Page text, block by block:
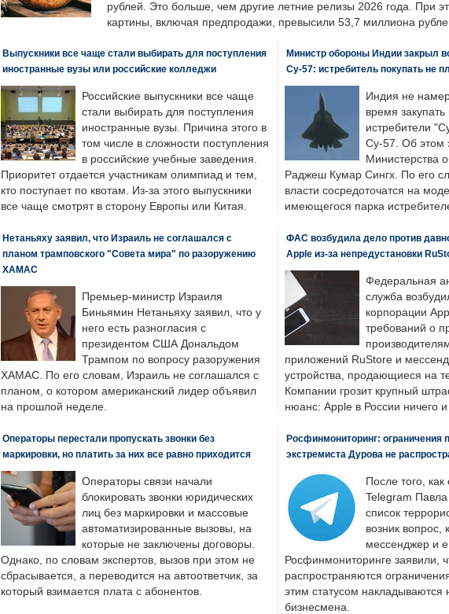
рублей. Это больше, чем другие летние релизы 2026 года. При
картины, включая предпродажи, превысили 53,7 миллиона
Выпускники все чаще стали выбирать для поступления
иностранные вузы или российские колледжи
Российские выпускники все чаще
стали выбирать для поступления
иностранные вузы. Причина этого в
том числе в сложности поступления
в российские учебные заведения.
Приоритет отдается участникам олимпиад и тем,
кто поступает по квотам. Из-за этого выпускники
все чаще смотрят в сторону Европы или Китая.
Министр обороны Индии закрыл
Су-57: истребитель покупать не
Индия не
время
истребители
Су-57. Об этом
Министерства
Раджеш Кумар Сингх. По его
власти сосредоточатся на
имеющегося парка
Нетаньяху заявил, что Израиль не соглашался с
планом трамповского "Совета мира" по разоружению
ХАМАС
Премьер-министр Израиля
Биньямин Нетаньяху заявил, что у
него есть разногласия с
президентом США Дональдом
Трампом по вопросу разоружения
ХАМАС. По его словам, Израиль не соглашался с
планом, о котором американский лидер объявил
на прошлой неделе.
ФАС возбудила дело против
Apple из-за непредустановки
Федеральная
служба
корпорации
требований о
приложений RuStore и
устройства, продающиеся на
Компании грозит крупный
нюанс: Apple в России ничего
Операторы перестали пропускать звонки без
маркировки, но платить за них все равно приходится
Операторы связи начали
блокировать звонки юридических
лиц без маркировки и массовые
автоматизированные вызовы, на
которые не заключены договоры.
Однако, по словам экспертов, вызов при этом не
сбрасывается, а переводится на автоответчик, за
который взимается плата с абонентов.
Росфинмониторинг: ограничения
экстремиста Дурова не
После того, как
Telegram
список
возник вопрос,
мессенджер и
Росфинмониторинге заявили,
распространяются
этим статусом накладываются
бизнесмена.